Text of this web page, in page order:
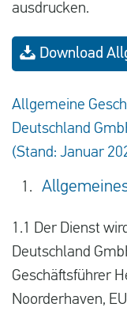
Neuigkeiten
Blog
Fragen und Antworten
ausdrucken.
Download
Allgemeine
Deutschland
(Stand: Januar
1.1 Der Dienst
Deutschland
Geschäftsführer
Noorderhaven,